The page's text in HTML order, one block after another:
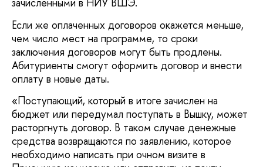
Если же оплаченных договоров окажется меньше,
чем число мест на программе, то сроки
заключения договоров могут быть продлены.
Абитуриенты смогут оформить договор и внести
оплату в новые даты.
«Поступающий, который в итоге зачислен на
бюджет или передумал поступать в Вышку, может
расторгнуть договор. В таком случае денежные
средства возвращаются по заявлению, которое
необходимо написать при очном визите в